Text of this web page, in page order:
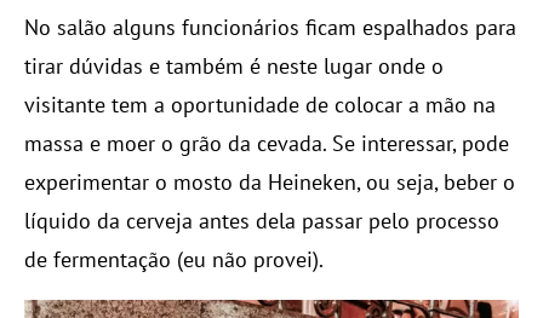
No salão alguns funcionários ficam espalhados para
tirar dúvidas e também é neste lugar onde o
visitante tem a oportunidade de colocar a mão na
massa e moer o grão da cevada. Se interessar, pode
experimentar o mosto da Heineken, ou seja, beber o
líquido da cerveja antes dela passar pelo processo
de fermentação (eu não provei).